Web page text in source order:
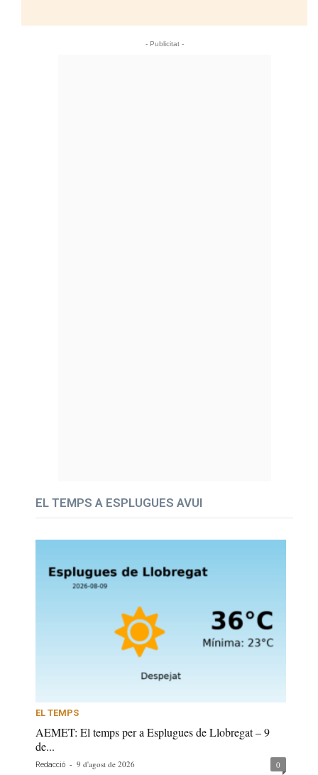
- Publicitat -
EL TEMPS A ESPLUGUES AVUI
EL TEMPS
AEMET: El temps per a Esplugues de Llobregat – 9
de...
Redacció - 9 d'agost de 2026 0